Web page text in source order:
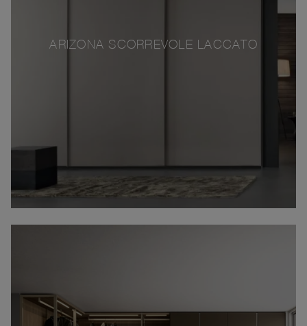
ARIZONA SCORREVOLE LACCATO